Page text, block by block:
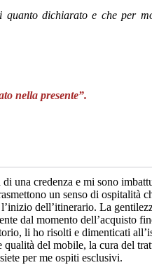
quanto dichiarato e che per
nella presente”.
una credenza e mi sono
un senso di ospitalità
dell’itinerario. La
dal momento dell’acquisto
li ho risolti e dimenticati
del mobile, la cura del
per me ospiti esclusivi.